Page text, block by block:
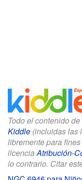
Todo el contenido
Kiddle (incluidas las
libremente para
licenciaAtribución-
lo contrario. Citar